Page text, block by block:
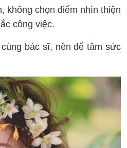
không chọn điểm nhìn thiện
công việc.
bác sĩ, nên để tâm sức